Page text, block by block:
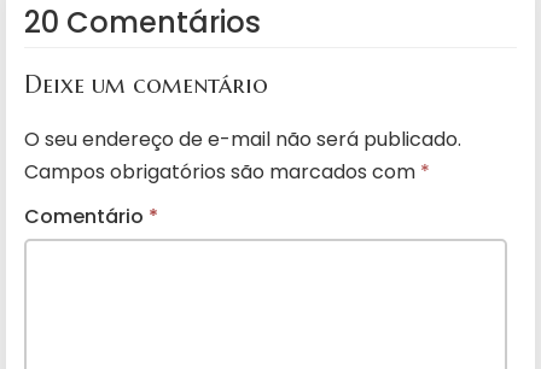
20 Comentários
Deixe um comentário
O seu endereço de e-mail não será publicado.
Campos obrigatórios são marcados com *
Comentário *